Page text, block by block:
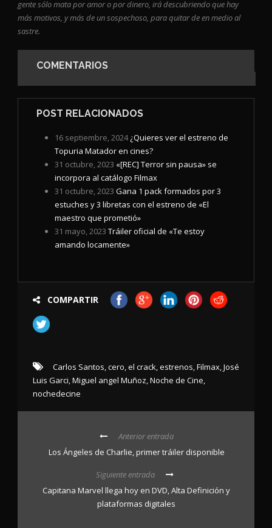
gente sólo mata por amor o por dinero, irá descubriendo que hay
más motivos, y más de un sospechoso, para quitar de en medio al
sastre.
COMENTARIOS
POST RELACIONADOS
16 septiembre, 2024 ¿Quieres ver el estreno de
Topuria Matador en cines?
31 octubre, 2023 «[REC] Terror sin pausa» se
incorpora al catálogo Filmax
31 octubre, 2023 Gana 1 pack formados por 3
estuches y 3 libretas con el estreno de «El
maestro que prometió»
31 mayo, 2023 Tráiler oficial de «Te estoy
amando locamente»
COMPARTIR
Carlos Santos,cero,el crack,estrenos,Filmax,José
Luis Garci,Miguel angel Muñoz,Noche de Cine,
nochedecine
Anterior entrada
Los Ángeles de Charlie, primer tráiler disponible
Siguiente entrada
Capitana Marvel llega hoy en DVD, Alta Definición y
plataformas digitales